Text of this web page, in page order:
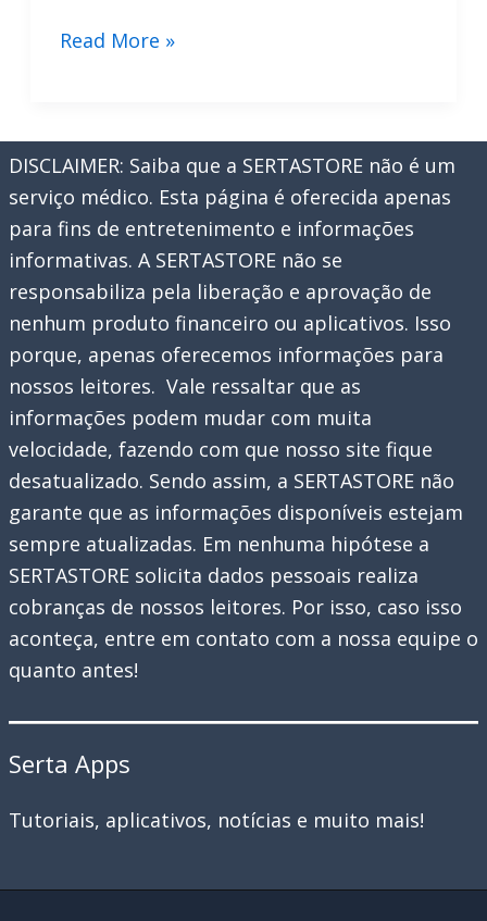
Palavras
Read More »
DISCLAIMER: Saiba que a SERTASTORE não é um
serviço médico. Esta página é oferecida apenas
para fins de entretenimento e informações
informativas. A SERTASTORE não se
responsabiliza pela liberação e aprovação de
nenhum produto financeiro ou aplicativos. Isso
porque, apenas oferecemos informações para
nossos leitores. Vale ressaltar que as
informações podem mudar com muita
velocidade, fazendo com que nosso site fique
desatualizado. Sendo assim, a SERTASTORE não
garante que as informações disponíveis estejam
sempre atualizadas. Em nenhuma hipótese a
SERTASTORE solicita dados pessoais realiza
cobranças de nossos leitores. Por isso, caso isso
aconteça, entre em contato com a nossa equipe o
quanto antes!
Serta Apps
Tutoriais, aplicativos, notícias e muito mais!